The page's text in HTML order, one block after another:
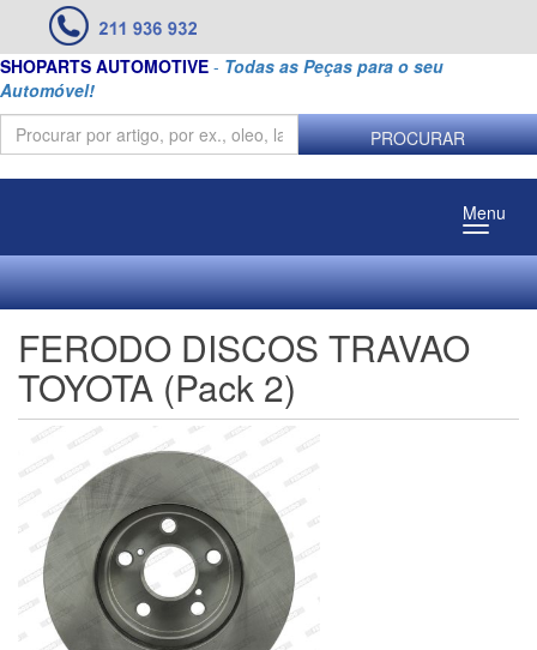
SHOPARTS AUTOMOTIVE - Todas as Peças para o seu
Automóvel!
PROCURAR
Menu
FERODO DISCOS TRAVAO
TOYOTA (Pack 2)